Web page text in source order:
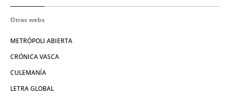
Otras webs
METRÓPOLI ABIERTA
CRÓNICA VASCA
CULEMANÍA
LETRA GLOBAL